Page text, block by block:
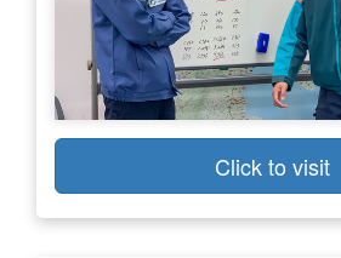
Click to visit